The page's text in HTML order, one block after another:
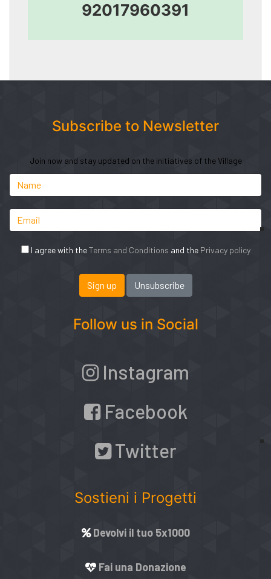
92017960391
Subscribe to Newsletter
Join now and stay updated on the initiatives of the Village
I agree with theTerms and Conditions and the Privacy policy
Follow us in Social
Instagram
Facebook
Twitter
Sostieni i Progetti
Devolvi il tuo 5x1000
Fai una Donazione